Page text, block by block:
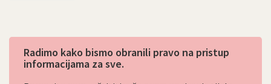
Radimo kako bismo obranili pravo na pristup
informacijama za sve.